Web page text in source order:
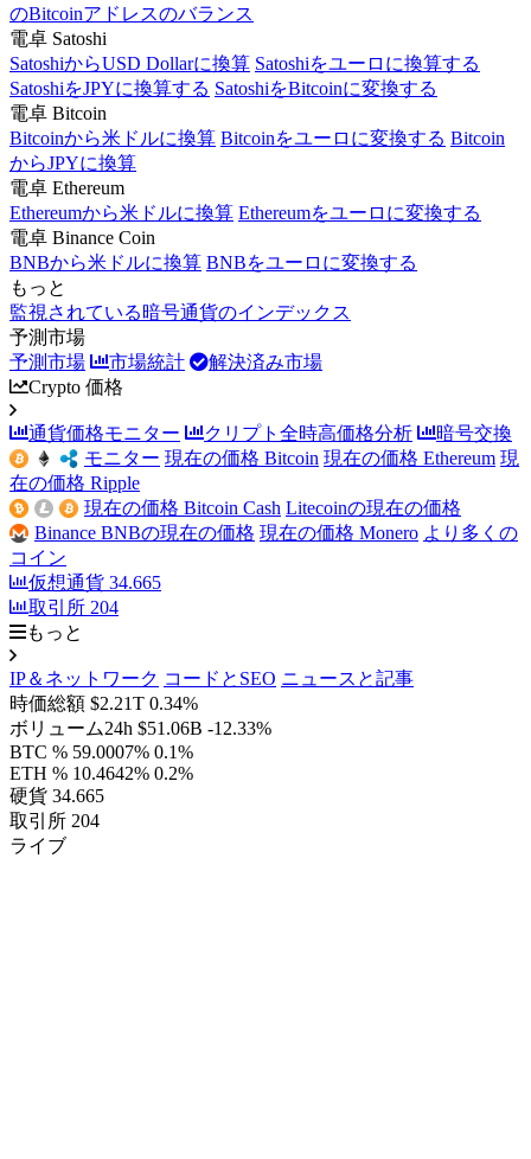
のBitcoinアドレスのバランス
電卓 Satoshi
SatoshiからUSD Dollarに換算 Satoshiをユーロに換算する
SatoshiをJPYに換算する SatoshiをBitcoinに変換する
電卓 Bitcoin
Bitcoinから米ドルに換算 Bitcoinをユーロに変換する Bitcoin
からJPYに換算
電卓 Ethereum
Ethereumから米ドルに換算 Ethereumをユーロに変換する
電卓 Binance Coin
BNBから米ドルに換算 BNBをユーロに変換する
もっと
監視されている暗号通貨のインデックス
予測市場
予測市場
市場統計
解決済み市場
Crypto 価格
通貨価格モニター クリプト全時高価格分析
暗号交換
モニター 現在の価格 Bitcoin 現在の価格 Ethereum 現
在の価格 Ripple
現在の価格 Bitcoin Cash Litecoinの現在の価格
Binance BNBの現在の価格 現在の価格 Monero より多くの
コイン
仮想通貨 34.665
取引所 204
もっと
IP＆ネットワーク コードとSEO ニュースと記事
時価総額 $2.21T 0.34%
ボリューム24h $51.06B -12.33%
BTC % 59.0007% 0.1%
ETH % 10.4642% 0.2%
硬貨 34.665
取引所 204
ライブ